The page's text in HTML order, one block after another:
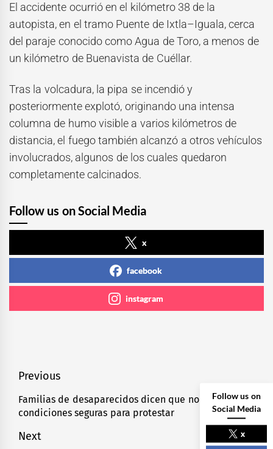
El accidente ocurrió en el kilómetro 38 de la
autopista, en el tramo Puente de Ixtla–Iguala, cerca
del paraje conocido como Agua de Toro, a menos de
un kilómetro de Buenavista de Cuéllar.
Tras la volcadura, la pipa se incendió y
posteriormente explotó, originando una intensa
columna de humo visible a varios kilómetros de
distancia, el fuego también alcanzó a otros vehículos
involucrados, algunos de los cuales quedaron
completamente calcinados.
Follow us on Social Media
x
facebook
instagram
Navegación
de
entradas
Previous
Previous
post:
Familias de desaparecidos dicen que no hay
condiciones seguras para protestar
Next
Follow us on
Social Media
x